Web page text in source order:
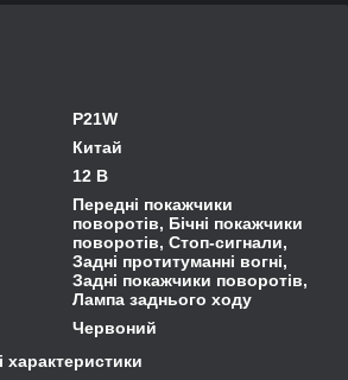
P21W
Китай
12 В
Передні покажчики
поворотів, Бічні покажчики
поворотів, Стоп-сигнали,
Задні протитуманні вогні,
Задні покажчики поворотів,
Лампа заднього ходу
Червоний
характеристики